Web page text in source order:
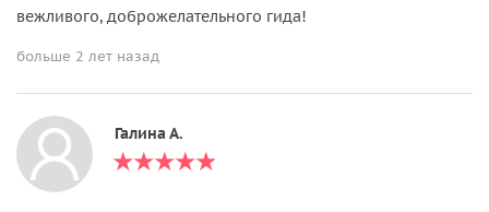
вежливого, доброжелательного гида!
больше 2 лет назад
Галина А.